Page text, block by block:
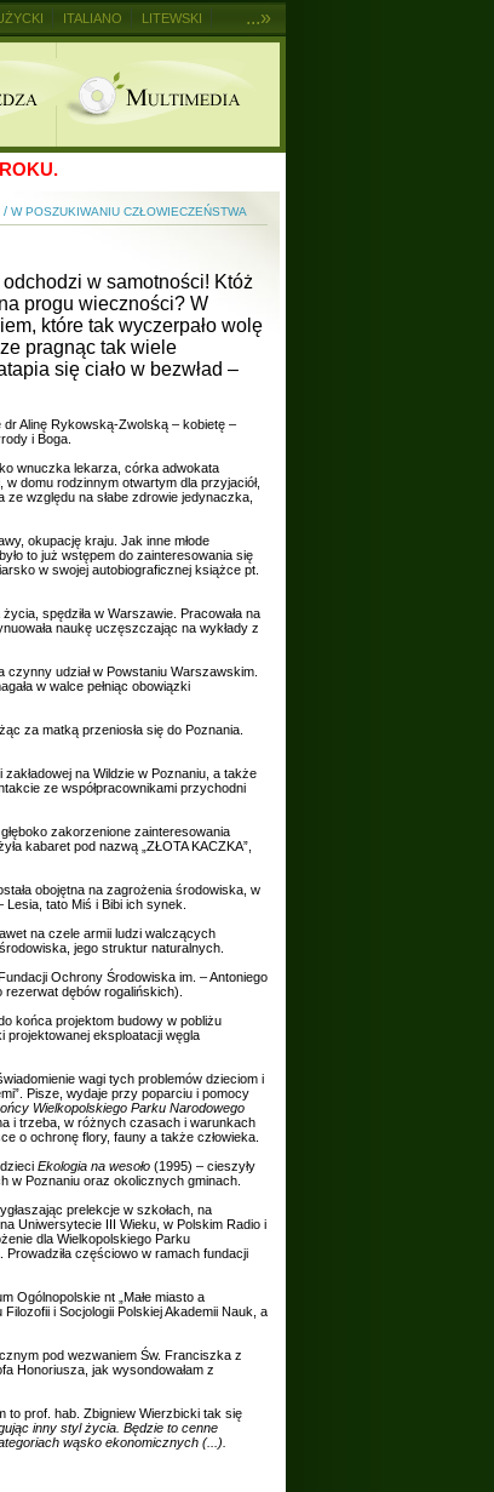
/ W POSZUKIWANIU CZŁOWIECZEŃSTWA
w samotności! Któż
progu wieczności? W
które tak wyczerpało wolę
pragnąc tak wiele
się ciało w bezwład –
Alinę Rykowską-Zwolską – kobietę –
i Boga.
wnuczka lekarza, córka adwokata
domu rodzinnym otwartym dla przyjaciół,
względu na słabe zdrowie jedynaczka,
okupację kraju. Jak inne młode
to już wstępem do zainteresowania się
w swojej autobiograficznej książce pt.
spędziła w Warszawie. Pracowała na
naukę uczęszczając na wykłady z
czynny udział w Powstaniu Warszawskim.
w walce pełniąc obowiązki
za matką przeniosła się do Poznania.
na Wildzie w Poznaniu, a także
ze współpracownikami przychodni
zakorzenione zainteresowania
kabaret pod nazwą „ZŁOTA KACZKA”,
obojętna na zagrożenia środowiska, w
tato Miś i Bibi ich synek.
na czele armii ludzi walczących
jego struktur naturalnych.
Ochrony Środowiska im. – Antoniego
dębów rogalińskich).
końca projektom budowy w pobliżu
projektowanej eksploatacji węgla
wagi tych problemów dzieciom i
Pisze, wydaje przy poparciu i pomocy
Wielkopolskiego Parku Narodowego
i trzeba, w różnych czasach i warunkach
o ochronę flory, fauny a także człowieka.
Ekologia na wesoło (1995) – cieszyły
w Poznaniu oraz okolicznych gminach.
prelekcje w szkołach, na
Uniwersytecie III Wieku, w Polskim Radio i
dla Wielkopolskiego Parku
częściowo w ramach fundacji
Ogólnopolskie nt „Małe miasto a
i Socjologii Polskiej Akademii Nauk, a
pod wezwaniem Św. Franciszka z
Honoriusza, jak wysondowałam z
to prof. hab. Zbigniew Wierzbicki tak się
inny styl życia. Będzie to cenne
wąsko ekonomicznych (...).
...»
ITALIANO LITEWSKI